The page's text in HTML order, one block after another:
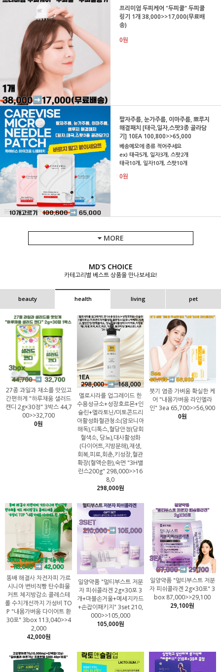
프리미엄 두피케어 "두피쿨" 두피쿨
링기 1개 38,000>>17,000(무료배
송)
0원
팔자주름, 눈가주름, 이마주름, 뾰루지
해결패치 [태극,일자,스팟3종 골라담
기] 10EA 100,800>>65,000
베송메모에 종류 적어주세요
ex) 태극5개, 일자3개, 스팟2개
태극10개, 일자10개, 스팟10개
0원
MORE
MD'S CHOICE
카테고리별 베스트 상품을 만나보세요!
beauty health living pet
27종 과일과 채소를 맛있고
간편하게 "하루채움 샐러드
캔디 2g×30정" 3박스 44,7
00>>32,700
0원
멜로시라를 업그레이드 한
수용성규소+성장호르몬+인
슐린+멜라토닌/미토콘드리
아활성화혈관청소(암모니아
해독),디톡스,혈당안정(당회
혈색소, 당뇨),대사활성화
(다이어트,지방분해),재생,
회복,피로,회춘,키성장,혈관
확장(혈액순환),숙면 "3H밸
런스200g" 298,000>>16
8,0
298,000원
붓기 염증 가벼움 확실한 케
어 "내몸가벼움 라인멜라
인" 3ea 65,700>>56,900
0원
똥배 해결사 차전자피 가르
시니아 변비직빵 탄수화물
커트 체지방감소 콜레스테
롤 수치개선까지 가성비 TO
P "내몸가벼움 다이어트 환
30포" 3box 113,040>>4
2,000
42,000원
일양약품 "멀티부스트 저분
자 피쉬콜라겐 2g×30포 3
개+마블손거울+메세지카드
+손잡이패키지" 3set 210,
000>>105,000
105,000원
일양약품 "멀티부스트 저분
자 피쉬콜라겐 2g×30포" 3
box 87,000>>29,100
29,100원